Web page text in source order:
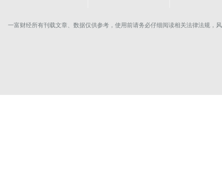
一富财经所有刊载文章、数据仅供参考，使用前请务必仔细阅读相关法律法规